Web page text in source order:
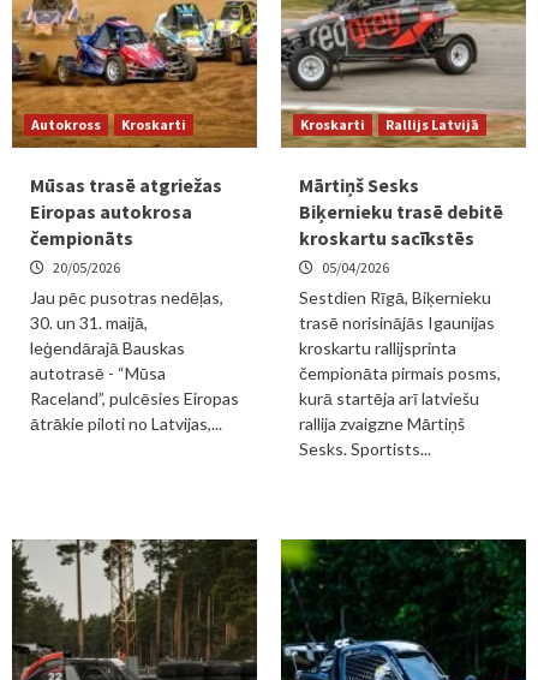
Autokross Kroskarti
Mūsas trasē atgriežas
Eiropas autokrosa
čempionāts
20/05/2026
Jau pēc pusotras nedēļas,
30. un 31. maijā,
leģendārajā Bauskas
autotrasē - “Mūsa
Raceland”, pulcēsies Eiropas
ātrākie piloti no Latvijas,...
Kroskarti Rallijs Latvijā
Mārtiņš Sesks
Biķernieku trasē debitē
kroskartu sacīkstēs
05/04/2026
Sestdien Rīgā, Biķernieku
trasē norisinājās Igaunijas
kroskartu rallijsprinta
čempionāta pirmais posms,
kurā startēja arī latviešu
rallija zvaigzne Mārtiņš
Sesks. Sportists...